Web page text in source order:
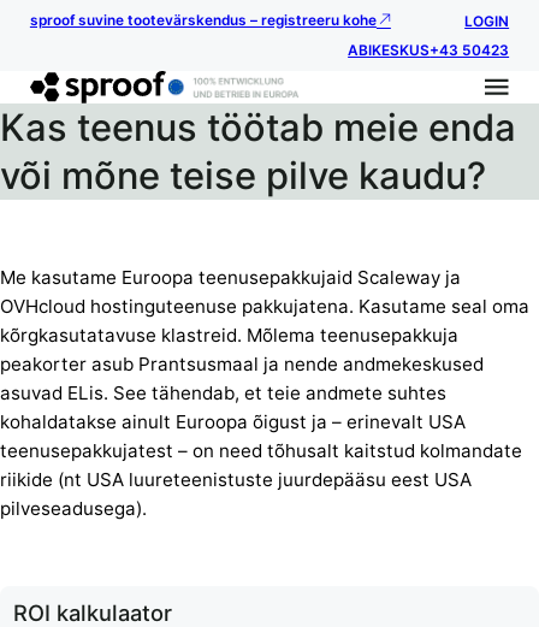
sproof suvine tootevärskendus – registreeru kohe
LOGIN
ABIKESKUS+43 50423
Kas teenus töötab meie enda
või mõne teise pilve kaudu?
Me kasutame Euroopa teenusepakkujaid Scaleway ja
OVHcloud hostinguteenuse pakkujatena. Kasutame seal oma
kõrgkasutatavuse klastreid. Mõlema teenusepakkuja
peakorter asub Prantsusmaal ja nende andmekeskused
asuvad ELis. See tähendab, et teie andmete suhtes
kohaldatakse ainult Euroopa õigust ja – erinevalt USA
teenusepakkujatest – on need tõhusalt kaitstud kolmandate
riikide (nt USA luureteenistuste juurdepääsu eest USA
pilveseadusega).
ROI kalkulaator